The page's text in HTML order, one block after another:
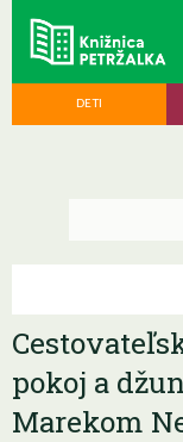
DETI
pokoj a
Marekom